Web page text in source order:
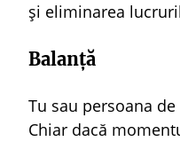
și eliminarea
Balanță
Tu sau persoana
Chiar dacă